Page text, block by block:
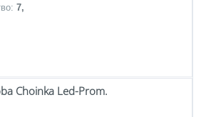
7,
Choinka Led-Prom.